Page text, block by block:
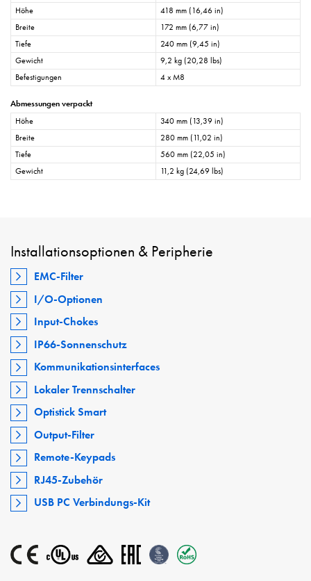
Höhe
418 mm (16,46 in)
Breite
172 mm (6,77 in)
Tiefe
240 mm (9,45 in)
Gewicht
9,2 kg (20,28 lbs)
Befestigungen
4 x M8
Abmessungen verpackt
Höhe
340 mm (13,39 in)
Breite
280 mm (11,02 in)
Tiefe
560 mm (22,05 in)
Gewicht
11,2 kg (24,69 lbs)
Installationsoptionen & Peripherie
EMC-Filter
I/O-Optionen
Input-Chokes
IP66-Sonnenschutz
Kommunikationsinterfaces
Lokaler Trennschalter
Optistick Smart
Output-Filter
Remote-Keypads
RJ45-Zubehör
USB PC Verbindungs-Kit